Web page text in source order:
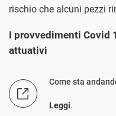
rischio che alcuni pezzi
I provvedimenti Covid
attuativi
Come sta
Leggi.